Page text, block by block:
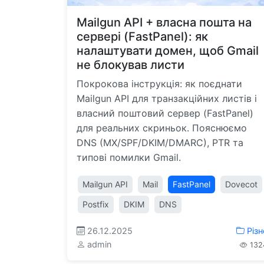
Mailgun API + власна пошта на
сервері (FastPanel): як
налаштувати домен, щоб Gmail
не блокував листи
Покрокова інструкція: як поєднати
Mailgun API для транзакційних листів і
власний поштовий сервер (FastPanel)
для реальних скриньок. Пояснюємо
DNS (MX/SPF/DKIM/DMARC), PTR та
типові помилки Gmail.
Mailgun API Mail FastPanel
Dovecot
Postfix
DKIM DNS
26.12.2025
admin